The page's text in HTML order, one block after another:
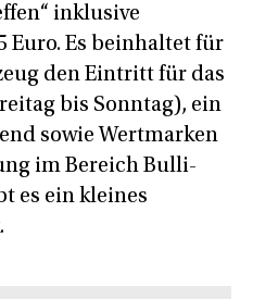
inklusive
Euro. Es beinhaltet für
den Eintritt für das
bis Sonntag), ein
sowie Wertmarken
im Bereich Bulli-
es ein kleines